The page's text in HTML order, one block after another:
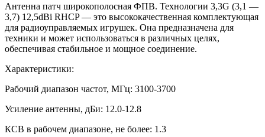
Антенна патч широкополосная ФПВ. Технологии 3,3G (3,1 —
3,7) 12,5dBi RHCP — это высококачественная комплектующая
для радиоуправляемых игрушек. Она предназначена для
техники и может использоваться в различных целях,
обеспечивая стабильное и мощное соединение.
Характеристики:
Рабочий диапазон частот, МГц: 3100-3700
Усиление антенны, дБи: 12.0-12.8
КСВ в рабочем диапазоне, не более: 1.3